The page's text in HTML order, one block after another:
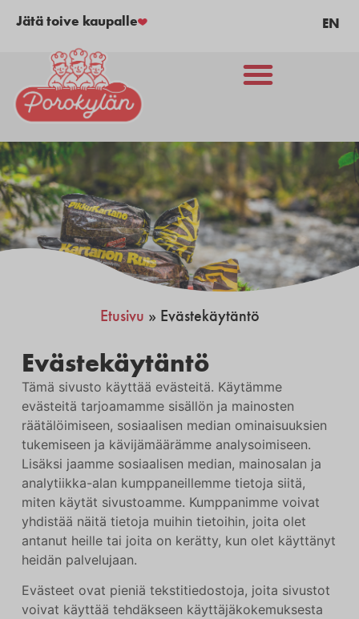
Jätä toive kaupalle EN
Etusivu » Evästekäytäntö
Evästekäytäntö
Tämä sivusto käyttää evästeitä. Käytämme
evästeitä tarjoamamme sisällön ja mainosten
räätälöimiseen, sosiaalisen median ominaisuuksien
tukemiseen ja kävijämäärämme analysoimiseen.
Lisäksi jaamme sosiaalisen median, mainosalan ja
analytiikka-alan kumppaneillemme tietoja siitä,
miten käytät sivustoamme. Kumppanimme voivat
yhdistää näitä tietoja muihin tietoihin, joita olet
antanut heille tai joita on kerätty, kun olet käyttänyt
heidän palvelujaan.
Evästeet ovat pieniä tekstitiedostoja, joita sivustot
voivat käyttää tehdäkseen käyttäjäkokemuksesta